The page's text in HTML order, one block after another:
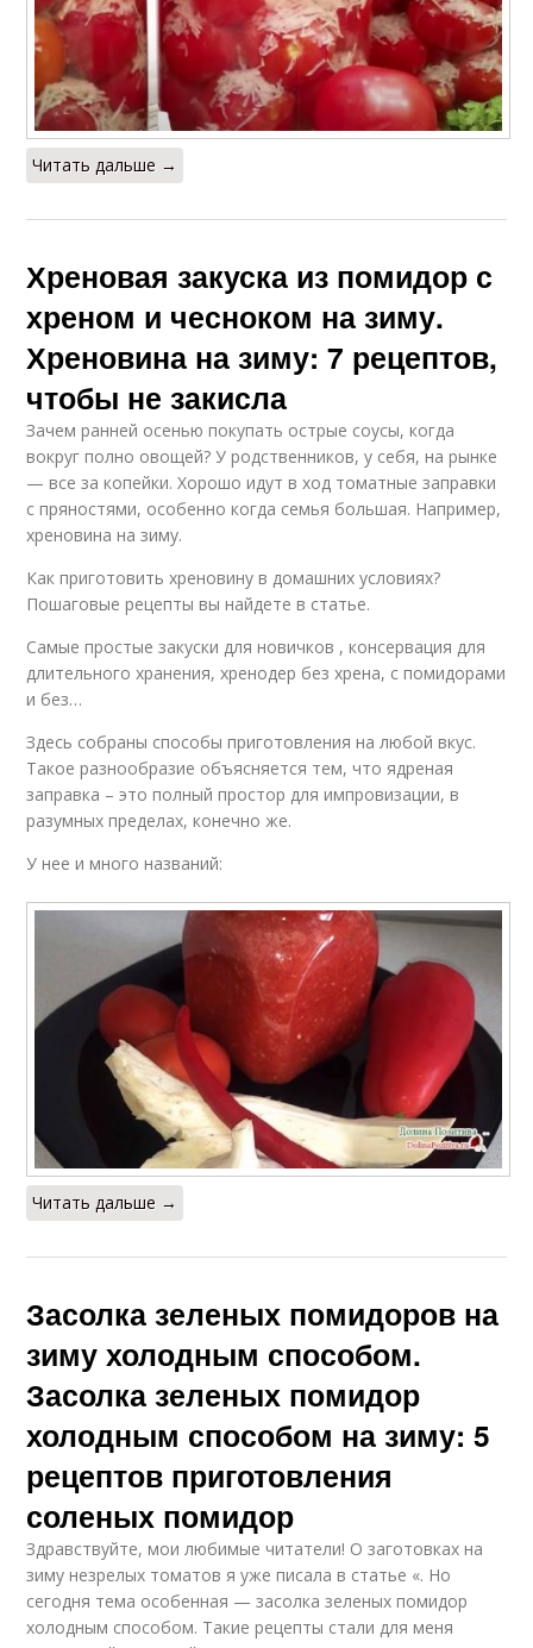
Читать дальше →
Хреновая закуска из помидор с
хреном и чесноком на зиму.
Хреновина на зиму: 7 рецептов,
чтобы не закисла
Зачем ранней осенью покупать острые соусы, когда
вокруг полно овощей? У родственников, у себя, на рынке
— все за копейки. Хорошо идут в ход томатные заправки
с пряностями, особенно когда семья большая. Например,
хреновина на зиму.
Как приготовить хреновину в домашних условиях?
Пошаговые рецепты вы найдете в статье.
Самые простые закуски для новичков , консервация для
длительного хранения, хренодер без хрена, с помидорами
и без…
Здесь собраны способы приготовления на любой вкус.
Такое разнообразие объясняется тем, что ядреная
заправка – это полный простор для импровизации, в
разумных пределах, конечно же.
У нее и много названий:
Читать дальше →
Засолка зеленых помидоров на
зиму холодным способом.
Засолка зеленых помидор
холодным способом на зиму: 5
рецептов приготовления
соленых помидор
Здравствуйте, мои любимые читатели! О заготовках на
зиму незрелых томатов я уже писала в статье «. Но
сегодня тема особенная — засолка зеленых помидор
холодным способом. Такие рецепты стали для меня